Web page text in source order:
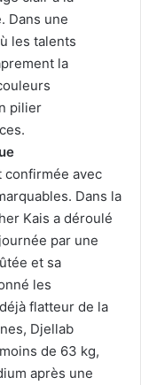
Dans une
les talents
la
pilier
confirmée avec
Dans la
Kais a déroulé
par une
et sa
les
flatteur de la
Djellab
de 63 kg,
après une